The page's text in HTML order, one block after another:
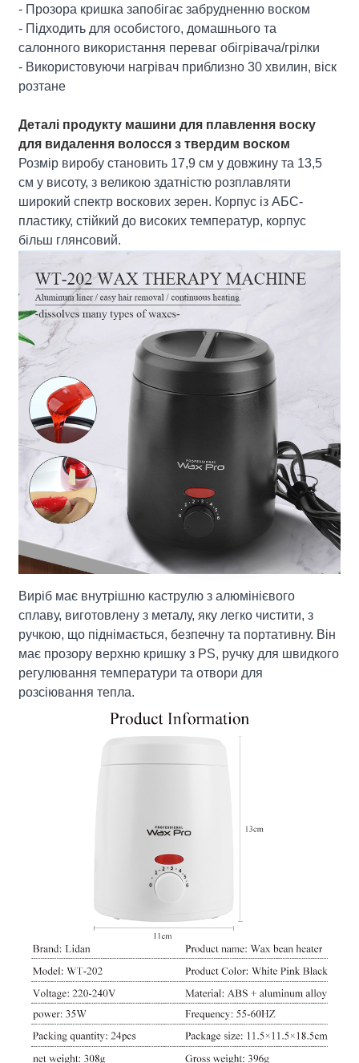
- Прозора кришка запобігає забрудненню воском
- Підходить для особистого, домашнього та
салонного використання переваг обігрівача/грілки
- Використовуючи нагрівач приблизно 30 хвилин, віск
розтане
Деталі продукту машини для плавлення воску
для видалення волосся з твердим воском
Розмір виробу становить 17,9 см у довжину та 13,5
см у висоту, з великою здатністю розплавляти
широкий спектр воскових зерен. Корпус із АБС-
пластику, стійкий до високих температур, корпус
більш глянсовий.
Виріб має внутрішню каструлю з алюмінієвого
сплаву, виготовлену з металу, яку легко чистити, з
ручкою, що піднімається, безпечну та портативну. Він
має прозору верхню кришку з PS, ручку для швидкого
регулювання температури та отвори для
розсіювання тепла.